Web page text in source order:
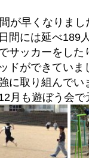
が早くなりま
間には延べ189
サッカーをし
ドができてい
に取り組んでい
月も遊ぼう会